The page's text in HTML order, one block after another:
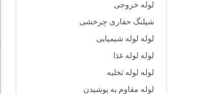
لوله خروجی
شیلنگ حفاری چرخشی
لوله لوله شیمیایی
لوله لوله غذا
لوله لوله تخلیه
لوله مقاوم به پوشیدن